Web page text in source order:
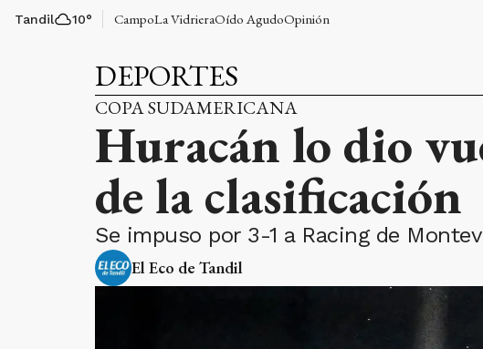
Tandil 10° CampoLa VidrieraOído AgudoOpinión
DEPORTES
COPA SUDAMERICANA
Huracán lo dio
de la clasificación
Se impuso por 3-1 a Racing de
El Eco de Tandil